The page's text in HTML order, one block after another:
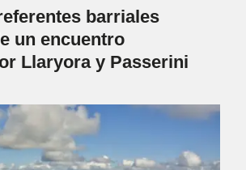
barriales
un encuentro
Llaryora y Passerini